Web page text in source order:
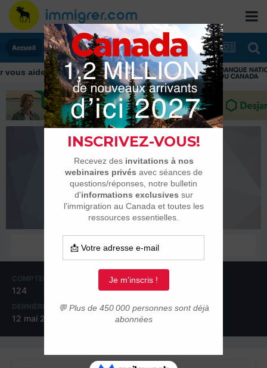
Accueil
aider tout au long de votre transition
Djamel2011
Habitués
COMPTEUR DE CONTENUS
124
INSCRIPTION
1 novembre 2009
DERNIÈRE VISITE
12 mai 2011